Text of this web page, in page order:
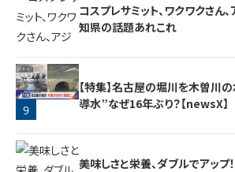
8
コスプレサミット、ワクワクさ
知県の話題あれこれ
9
【特集】名古屋の堀川を木曽川
導水”なぜ16年ぶり？【newsX】
美味しさと栄養、ダブルでアップ